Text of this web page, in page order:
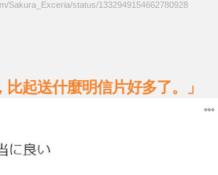
Sakura_Exceria/status/1332949154662780928
比起送什麼明信片好多了。」